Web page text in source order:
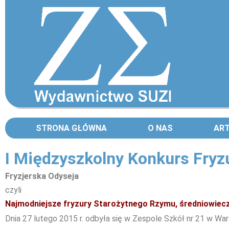
STRONA GŁÓWNA O NAS
I Międzyszkolny Konkurs
Fryzjerska Odyseja
czyli
Najmodniejsze fryzury Starożytnego Rzymu,
Dnia 27 lutego 2015 r. odbyła się w Zespole Szkół nr 21 w